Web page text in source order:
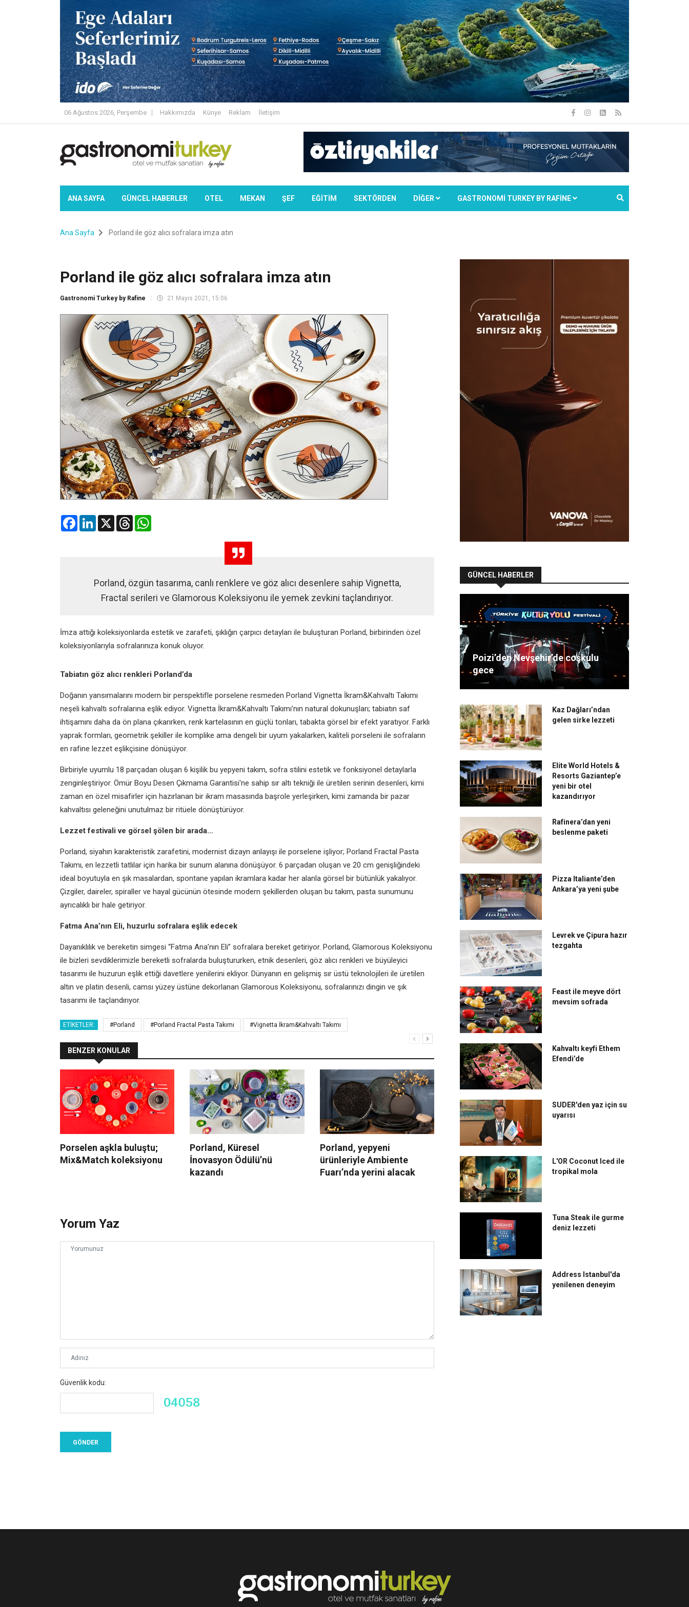
06 Ağustos 2026, Perşembe Hakkımızda Künye Reklam İletişim
ANA SAYFA GÜNCEL HABERLER OTEL MEKAN ŞEF EĞİTİM SEKTÖRDEN DIĞER GASTRONOMİ TURKEY BY RAFİNE
Ana Sayfa Porland ile göz alıcı sofralara imza atın
Porland ile göz alıcı sofralara imza atın
Gastronomi Turkey by Rafine 21 Mayıs 2021, 15:06
FacebookLinkedIn
X Threads
Porland, özgün tasarıma, canlı renklere ve göz alıcı desenlere sahip Vignetta,
Fractal serileri ve Glamorous Koleksiyonu ile yemek zevkini taçlandırıyor.
İmza attığı koleksiyonlarda estetik ve zarafeti, şıklığın çarpıcı detayları ile buluşturan Porland, birbirinden özel
koleksiyonlarıyla sofralarınıza konuk oluyor.
Tabiatın göz alıcı renkleri Porland’da
Doğanın yansımalarını modern bir perspektifle porselene resmeden Porland Vignetta İkram&Kahvaltı Takımı
neşeli kahvaltı sofralarına eşlik ediyor. Vignetta İkram&Kahvaltı Takımı’nın natural dokunuşları; tabiatın saf
ihtişamını daha da ön plana çıkarırken, renk kartelasının en güçlü tonları, tabakta görsel bir efekt yaratıyor. Farklı
yaprak formları, geometrik şekiller ile komplike ama dengeli bir uyum yakalarken, kaliteli porseleni ile sofraların
en rafine lezzet eşlikçisine dönüşüyor.
Birbiriyle uyumlu 18 parçadan oluşan 6 kişilik bu yepyeni takım, sofra stilini estetik ve fonksiyonel detaylarla
zenginleştiriyor. Ömür Boyu Desen Çıkmama Garantisi'ne sahip sır altı tekniği ile üretilen serinin desenleri, kimi
zaman en özel misafirler için hazırlanan bir ikram masasında başrole yerleşirken, kimi zamanda bir pazar
kahvaltısı geleneğini unutulmaz bir ritüele dönüştürüyor.
Lezzet festivali ve görsel şölen bir arada…
Porland, siyahın karakteristik zarafetini, modernist dizayn anlayışı ile porselene işliyor; Porland Fractal Pasta
Takımı, en lezzetli tatlılar için harika bir sunum alanına dönüşüyor. 6 parçadan oluşan ve 20 cm genişliğindeki
ideal boyutuyla en şık masalardan, spontane yapılan ikramlara kadar her alanla görsel bir bütünlük yakalıyor.
Çizgiler, daireler, spiraller ve hayal gücünün ötesinde modern şekillerden oluşan bu takım, pasta sunumunu
ayrıcalıklı bir hale getiriyor.
Fatma Ana’nın Eli, huzurlu sofralara eşlik edecek
Dayanıklılık ve bereketin simgesi “Fatma Ana’nın Eli” sofralara bereket getiriyor. Porland, Glamorous Koleksiyonu
ile bizleri sevdiklerimizle bereketli sofralarda buluştururken, etnik desenleri, göz alıcı renkleri ve büyüleyici
tasarımı ile huzurun eşlik ettiği davetlere yenilerini ekliyor. Dünyanın en gelişmiş sır üstü teknolojileri ile üretilen
altın ve platin desenli, camsı yüzey üstüne dekorlanan Glamorous Koleksiyonu, sofralarınızı dingin ve şık
tasarımı ile taçlandırıyor.
ETIKETLER: #Porland #Porland Fractal Pasta Takımı #Vignetta İkram&Kahvaltı Takımı
BENZER KONULAR
Porselen aşkla buluştu;
Mix&Match koleksiyonu
Porland, Küresel
İnovasyon Ödülü’nü
kazandı
Porland, yepyeni
ürünleriyle Ambiente
Fuarı’nda yerini alacak
Bayram coşkusu
Porland’da yaşanıyor
Avustralya ve Afrika’ya
çevirdi
Yorum Yaz
Güvenlik kodu:
GÜNCEL HABERLER
Poizi’den Nevşehir’de coşkulu
gece
Kaz Dağları’ndan
gelen sirke lezzeti
Elite World Hotels &
Resorts Gaziantep’e
yeni bir otel
kazandırıyor
Rafinera’dan yeni
beslenme paketi
Pizza Italiante’den
Ankara’ya yeni şube
Levrek ve Çipura hazır
tezgahta
Feast ile meyve dört
mevsim sofrada
Kahvaltı keyfi Ethem
Efendi’de
SUDER'den yaz için su
uyarısı
L'OR Coconut Iced ile
tropikal mola
Tuna Steak ile gurme
deniz lezzeti
Address Istanbul'da
yenilenen deneyim